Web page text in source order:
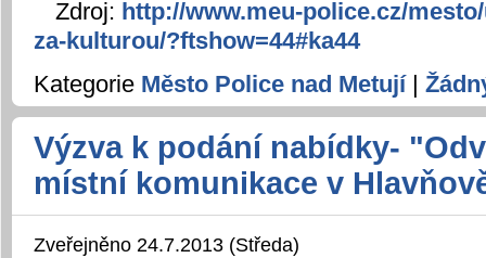
Zdroj: http://www.meu-police.cz/
za-kulturou/?ftshow=44#ka44
Kategorie Město Police nad Metují|
Výzva k podání nabídky-
místní komunikace v
Zveřejněno 24.7.2013 (Středa)